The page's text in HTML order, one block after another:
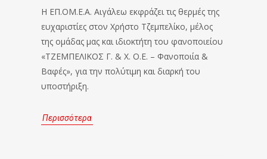
Η ΕΠ.ΟΜ.Ε.Α. Αιγάλεω εκφράζει τις θερμές της
ευχαριστίες στον Χρήστο Τζεμπελίκο, μέλος
της ομάδας μας και ιδιοκτήτη του φανοποιείου
«ΤΖΕΜΠΕΛΙΚΟΣ Γ. & Χ. Ο.Ε. – Φανοποιία &
Βαφές», για την πολύτιμη και διαρκή του
υποστήριξη.
Περισσότερα